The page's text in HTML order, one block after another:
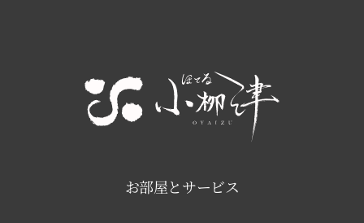
お部屋とサービス